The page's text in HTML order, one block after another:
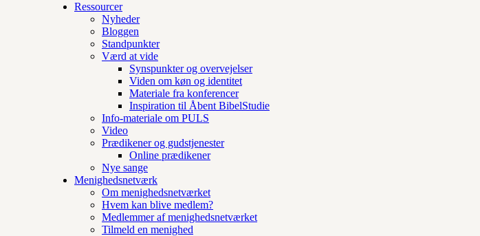
Ressourcer
Nyheder
Bloggen
Standpunkter
Værd at vide
Synspunkter og overvejelser
Viden om køn og identitet
Materiale fra konferencer
Inspiration til Åbent BibelStudie
Info-materiale om PULS
Video
Prædikener og gudstjenester
Online prædikener
Nye sange
Menighedsnetværk
Om menighedsnetværket
Hvem kan blive medlem?
Medlemmer af menighedsnetværket
Tilmeld en menighed